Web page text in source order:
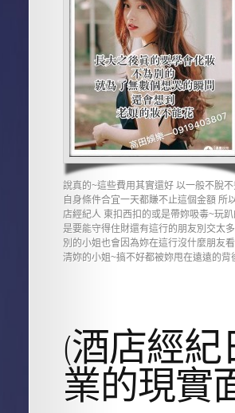
說真的~這些費用其實還好 以一般不脫
自身條件合宜一天都賺不止這個金額 所
店經紀人 東扣西扣的或是帶妳吸毒~玩
是要能守得住財還有這行的朋友別交太
別的小姐也會因為妳在這行沒什麼朋友
清妳的小姐~搞不好都被妳甩在遠遠的背
(酒店經紀
業的現實